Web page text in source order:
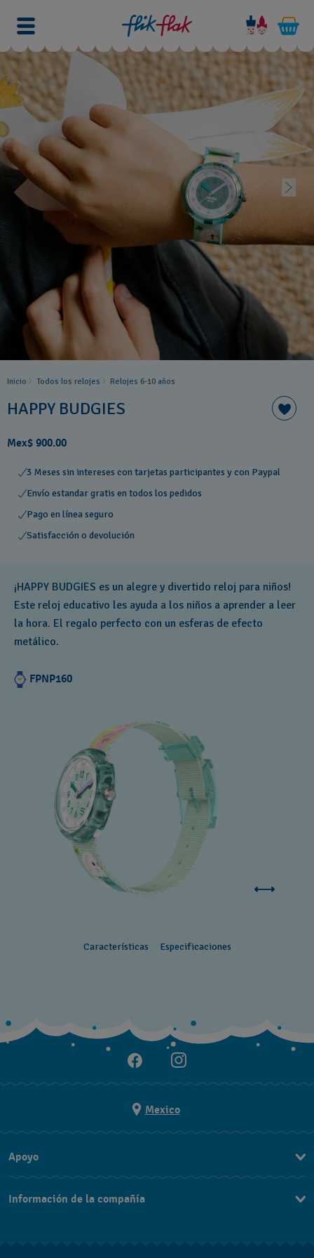
Inicio Todos los relojes Relojes 6-10 años ​
HAPPY BUDGIES
Mex$ 900.00
3 Meses sin intereses con tarjetas participantes y con Paypal
Envío estandar gratis en todos los pedidos
Pago en línea seguro
Satisfacción o devolución
¡HAPPY BUDGIES es un alegre y divertido reloj para niños!
Este reloj educativo les ayuda a los niños a aprender a leer
la hora. El regalo perfecto con un esferas de efecto
metálico.
FPNP160
Características Especificaciones
Mexico
Apoyo
Preguntas Frecuentes
Información de la compañía